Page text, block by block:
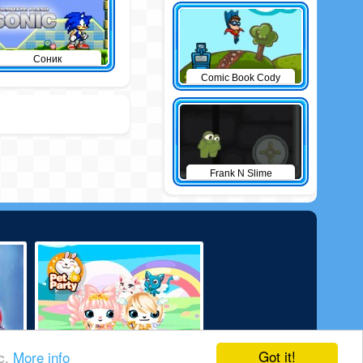
Got it!
More info
Соник
Comic Book Cody
Frank N Slime